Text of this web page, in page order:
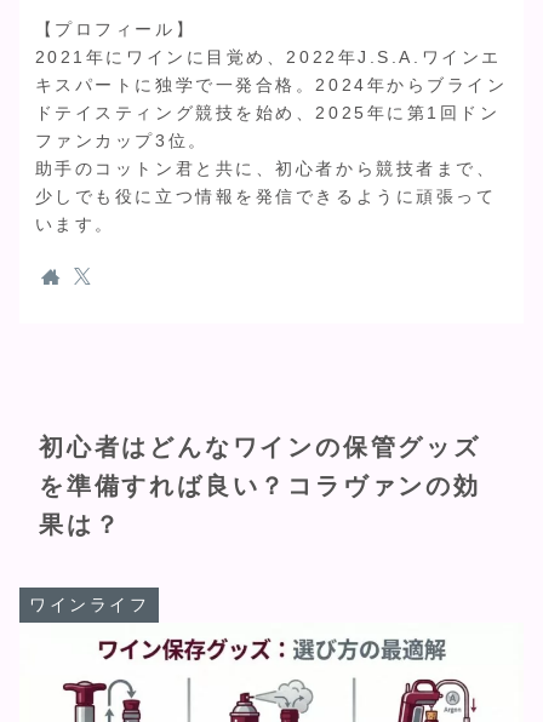
初心者はどんなワインの保管グッズ
を準備すれば良い？コラヴァンの効
果は？
ワインライフ
【プロフィール】
2021年にワインに目覚め、2022年J.S.A.ワインエ
キスパートに独学で一発合格。2024年からブライン
ドテイスティング競技を始め、2025年に第1回ドン
ファンカップ3位。
助手のコットン君と共に、初心者から競技者まで、
少しでも役に立つ情報を発信できるように頑張って
います。